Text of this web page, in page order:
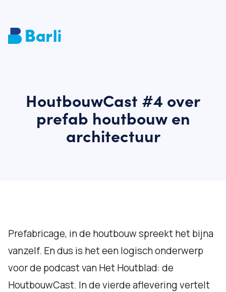
HoutbouwCast #4 over
prefab houtbouw en
architectuur
Prefabricage, in de houtbouw spreekt het bijna
vanzelf. En dus is het een logisch onderwerp
voor de podcast van Het Houtblad: de
HoutbouwCast. In de vierde aflevering vertelt